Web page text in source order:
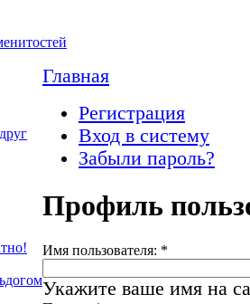
Главная
Регистрация
Вход в систему
Забыли пароль?
Профиль
Имя пользователя: *
Укажите ваше имя на